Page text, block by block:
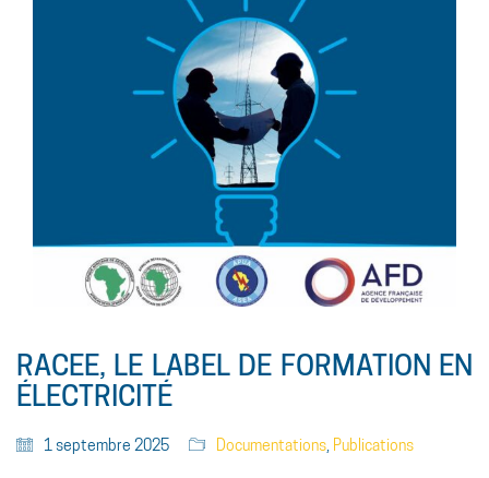
RACEE, LE LABEL DE FORMATION EN
ÉLECTRICITÉ
1 septembre 2025 Documentations Publications